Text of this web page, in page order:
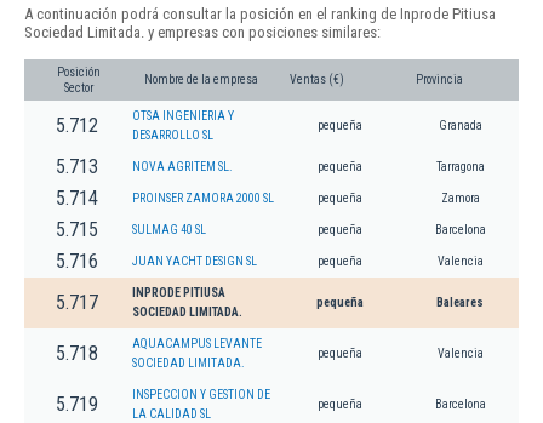
A continuación podrá consultar la posición en el ranking de Inprode Pitiusa
Sociedad Limitada. y empresas con posiciones similares:
Posición
Sector
Nombre de la empresa Ventas (€) Provincia
5.712
OTSA INGENIERIA Y
DESARROLLO SL
pequeña Granada
5.713 NOVA AGRITEM SL. pequeña Tarragona
5.714 PROINSER ZAMORA 2000 SL pequeña Zamora
5.715 SULMAG 40 SL pequeña Barcelona
5.716 JUAN YACHT DESIGN SL pequeña Valencia
5.717
INPRODE PITIUSA
SOCIEDAD LIMITADA.
pequeña Baleares
5.718
AQUACAMPUS LEVANTE
SOCIEDAD LIMITADA.
pequeña Valencia
5.719
INSPECCION Y GESTION DE
LA CALIDAD SL
pequeña Barcelona